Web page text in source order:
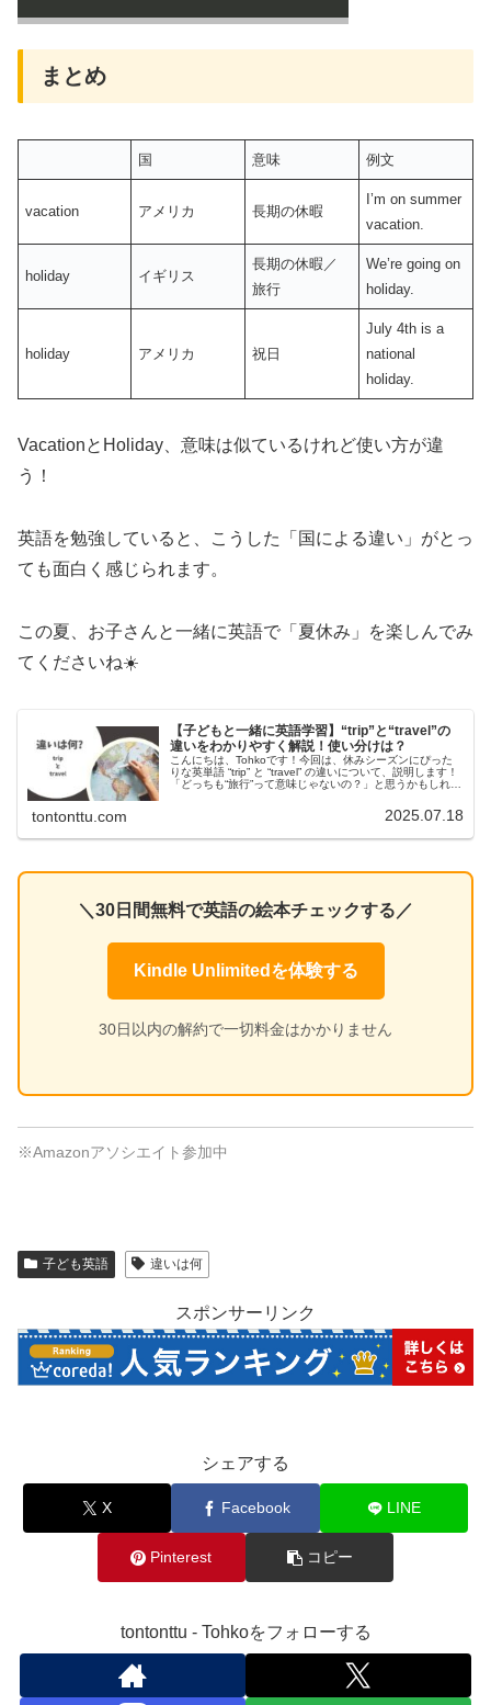
まとめ
国 意味 例文
vacation アメリカ 長期の休暇
I’m on summer
vacation.
holiday イギリス
長期の休暇／
旅行
We’re going on
holiday.
holiday アメリカ 祝日
July 4th is a
national
holiday.
VacationとHoliday、意味は似ているけれど使い方が違
う！
英語を勉強していると、こうした「国による違い」がとっ
ても面白く感じられます。
この夏、お子さんと一緒に英語で「夏休み」を楽しんでみ
てくださいね☀️
【子どもと一緒に英語学習】“trip”と“travel”の
違いをわかりやすく解説！使い分けは？
こんにちは、Tohkoです！今回は、休みシーズンにぴった
りな英単語 “trip” と “travel” の違いについて、説明します！
「どっちも“旅行”って意味じゃないの？」と思うかもしれま
tontonttu.com 2025.07.18
＼30日間無料で英語の絵本チェックする／
Kindle Unlimitedを体験する
30日以内の解約で一切料金はかかりません
※Amazonアソシエイト参加中
子ども英語 違いは何
スポンサーリンク
シェアする
X Facebook LINE
Pinterest コピー
tontonttu - Tohkoをフォローする